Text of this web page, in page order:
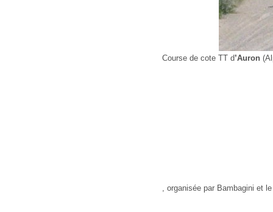
Course de cote TT d’Auron
, organisée par Bambagini et